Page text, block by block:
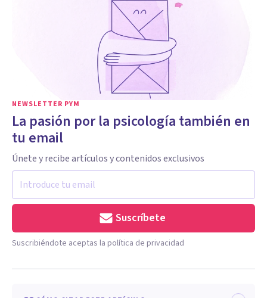
NEWSLETTER PYM
La pasión por la psicología también en
tu email
Únete y recibe artículos y contenidos exclusivos
Suscríbete
Suscribiéndote aceptas la política de privacidad